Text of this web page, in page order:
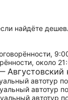
найдёте
около